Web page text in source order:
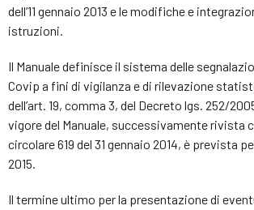
dell’11 gennaio 2013 e le modifiche e
istruzioni.
Il Manuale definisce il sistema delle
Covip a fini di vigilanza e di rilevazione
dell’art. 19, comma 3, del Decreto lgs. 252/
vigore del Manuale, successivamente rivista
circolare 619 del 31 gennaio 2014, è prevista
2015.
Il termine ultimo per la presentazione di